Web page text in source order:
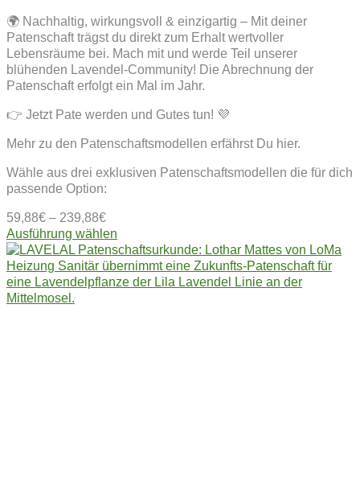
🌍 Nachhaltig, wirkungsvoll & einzigartig – Mit deiner
Patenschaft trägst du direkt zum Erhalt wertvoller
Lebensräume bei. Mach mit und werde Teil unserer
blühenden Lavendel-Community! Die Abrechnung der
Patenschaft erfolgt ein Mal im Jahr.
👉 Jetzt Pate werden und Gutes tun! 💜
Mehr zu den Patenschaftsmodellen erfährst Du hier.
Wähle aus drei exklusiven Patenschaftsmodellen die für dich
passende Option:
59,88€ – 239,88€
Ausführung wählen
Produkt
weist
mehrere